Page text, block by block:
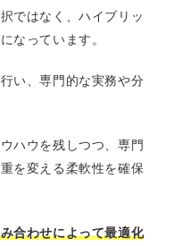
ではなく、ハイブリッ
なっています。
い、専門的な実務や分
ハウを残しつつ、専門
を変える柔軟性を確保
合わせによって最適化